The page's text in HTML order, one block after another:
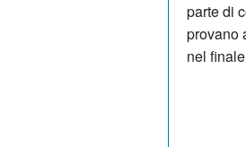
parte di
provano
nel